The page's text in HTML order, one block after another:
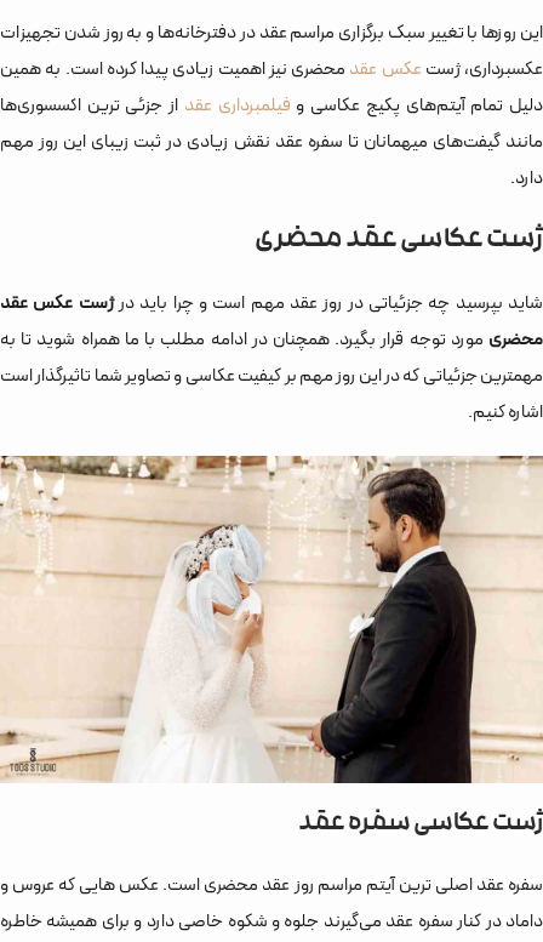
این روزها با تغییر سبک برگزاری مراسم عقد در دفترخانه‌‌ها و به روز شدن تجهیزات
عکسبرداری، ژست عکس عقد محضری نیز اهمیت زیادی پیدا کرده است. به همین
دلیل تمام آیتم‌های پکیج عکاسی و فیلمبرداری عقد از جزئی ترین اکسسوری‌‌ها
مانند گیفت‌های میهمانان تا سفره عقد نقش زیادی در ثبت زیبای این روز مهم
دارد.
ژست عکاسی عقد محضری
شاید بپرسید چه جزئیاتی در روز عقد مهم است و چرا باید درژست عکس عقد
محضری مورد توجه قرار بگیرد. همچنان در ادامه مطلب با ما همراه شوید تا به
مهمترین جزئیاتی که در این روز مهم بر کیفیت عکاسی و تصاویر شما تاثیرگذار است
اشاره کنیم.
ژست عکاسی سفره عقد
سفره عقد اصلی ترین آیتم مراسم روز عقد محضری است. عکس هایی که عروس و
داماد در کنار سفره عقد می‌گیرند جلوه و شکوه خاصی دارد و برای همیشه خاطره